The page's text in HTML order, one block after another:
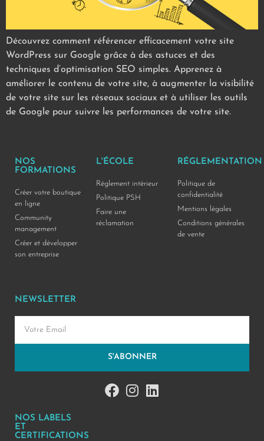
Découvrez comment référencer efficacement votre site
WordPress sur Google grâce à des astuces et des
techniques d’optimisation SEO simples. Apprenez à
améliorer le contenu de votre site, à augmenter la visibilité
de votre site sur les réseaux sociaux et à utiliser les outils
de Google pour suivre les performances de votre site.
NOS
FORMATIONS
Créer votre boutique
en ligne
Community
management
Créer et développer
son entreprise
L'ÉCOLE
Réglement intérieur
Politique PSH
Faire une
réclamation
RÉGLEMENTATION
Politique de
confidentialité
Mentions légales
Conditions générales
de vente
NEWSLETTER
S'ABONNER
NOS LABELS
ET
CERTIFICATIONS